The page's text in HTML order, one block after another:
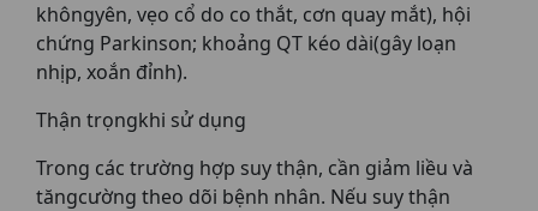
khôngyên, vẹo cổ do co thắt, cơn quay mắt), hội
chứng Parkinson; khoảng QT kéo dài(gây loạn
nhịp, xoắn đỉnh).
Thận trọngkhi sử dụng
Trong các trường hợp suy thận, cần giảm liều và
tăngcường theo dõi bệnh nhân. Nếu suy thận